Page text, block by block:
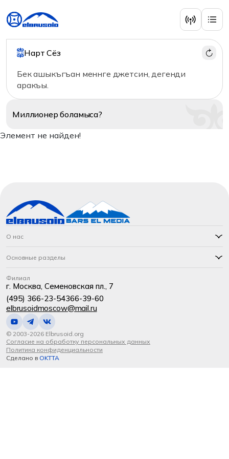
Нарт Сёз
Бек ашыкъгъан меннге джетсин, дегенди
аракъы.
Миллионерболамыса?
Элемент не найден!
О нас
Основные разделы
Филиал
г. Москва, Семеновская пл., 7
(495) 366-23-54366-39-60
elbrusoidmoscow@mail.ru
© 2003-2026 Elbrusoid.org
Согласие на обработку персональных данных
Политика конфиденциальности
Сделано в OKTTA